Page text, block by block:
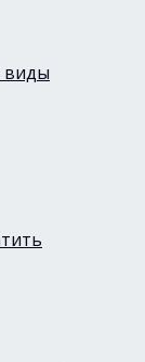
виды